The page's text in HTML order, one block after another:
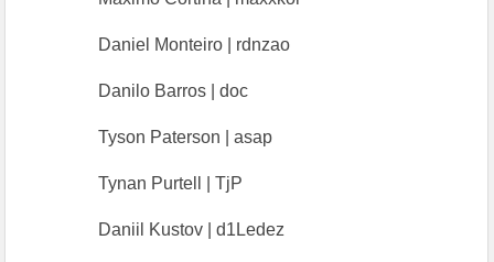
Daniel Monteiro | rdnzao
Danilo Barros | doc
Tyson Paterson | asap
Tynan Purtell | TjP
Daniil Kustov | d1Ledez